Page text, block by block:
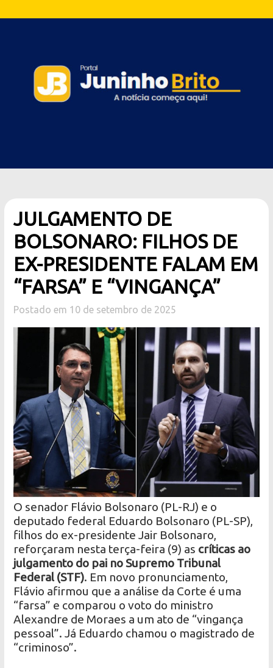
JULGAMENTO DE
BOLSONARO: FILHOS DE
EX-PRESIDENTE FALAM EM
“FARSA” E “VINGANÇA”
Postado em 10 de setembro de 2025
O senador Flávio Bolsonaro (PL-RJ) e o
deputado federal Eduardo Bolsonaro (PL-SP),
filhos do ex-presidente Jair Bolsonaro,
reforçaram nesta terça-feira (9) as críticas ao
julgamento do pai no Supremo Tribunal
Federal (STF). Em novo pronunciamento,
Flávio afirmou que a análise da Corte é uma
“farsa” e comparou o voto do ministro
Alexandre de Moraes a um ato de “vingança
pessoal”. Já Eduardo chamou o magistrado de
“criminoso”.